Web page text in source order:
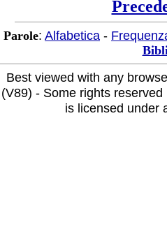
Parole: Alfabetica -
Best viewed with any
(V89) - Some rights
is licensed under